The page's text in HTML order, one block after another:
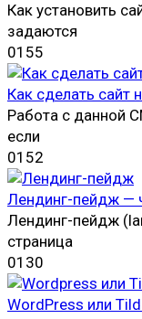
Как установить
задаются
0155
Как сделать сайт
Работа с данной
если
0152
Лендинг-пейдж —
Лендинг-пейдж
страница
0130
WordPress или